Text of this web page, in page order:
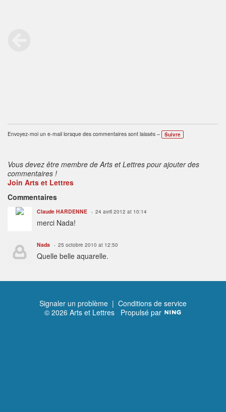
Envoyez-moi un e-mail lorsque des commentaires sont laissés – Suivre
Vous devez être membre de Arts et Lettres pour ajouter des
commentaires !
Join Arts et Lettres
Commentaires
Claude HARDENNE 24 avril 2012 at 10:14
merci Nada!
Nada 25 octobre 2010 at 12:50
Quelle belle aquarelle.
Signaler un problème | Conditions de service
© 2026 Arts et Lettres Propulsé par